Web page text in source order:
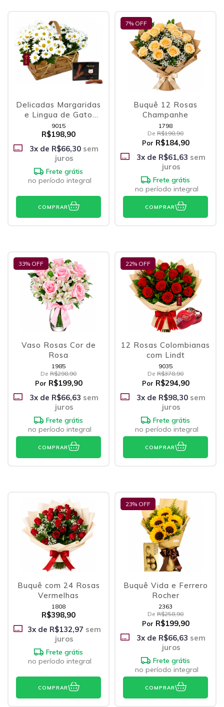
Delicadas Margaridas
e Lingua de Gato
Kopenhagen
9015
R$198,90
3x de R$66,30 sem
juros
Frete grátis
no período integral
COMPRAR
7% OFF
Buquê 12 Rosas
Champanhe
1798
De R$198,90
Por R$184,90
3x de R$61,63 sem
juros
Frete grátis
no período integral
COMPRAR
33% OFF
Vaso Rosas Cor de
Rosa
1985
De R$298,90
Por R$199,90
3x de R$66,63 sem
juros
Frete grátis
no período integral
COMPRAR
22% OFF
12 Rosas Colombianas
com Lindt
9035
De R$378,90
Por R$294,90
3x de R$98,30 sem
juros
Frete grátis
no período integral
COMPRAR
Buquê com 24 Rosas
Vermelhas
1808
R$398,90
3x de R$132,97 sem
juros
Frete grátis
no período integral
COMPRAR
23% OFF
Buquê Vida e Ferrero
Rocher
2363
De R$258,90
Por R$199,90
3x de R$66,63 sem
juros
Frete grátis
no período integral
COMPRAR